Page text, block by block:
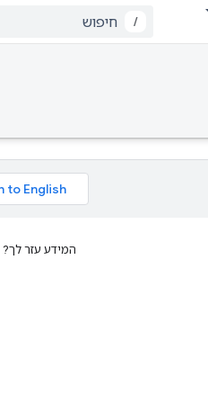
/
המידע עזר לך?